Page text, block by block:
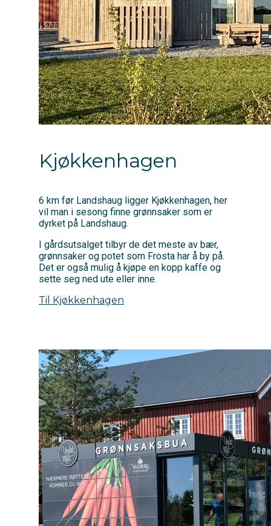
Kjøkkenhagen
6 km før Landshaug ligger Kjøkkenhagen, her
vil man i sesong finne grønnsaker som er
dyrket på Landshaug.
I gårdsutsalget tilbyr de det meste av bær,
grønnsaker og potet som Frosta har å by på.
Det er også mulig å kjøpe en kopp kaffe og
sette seg ned ute eller inne
Til Kjøkkenhagen